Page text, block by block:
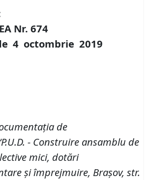
Nr. 674
4 octombrie 2019
a de
.U.D. - Construire ansamblu de
mici, dotări
şi împrejmuire, Braşov, str.